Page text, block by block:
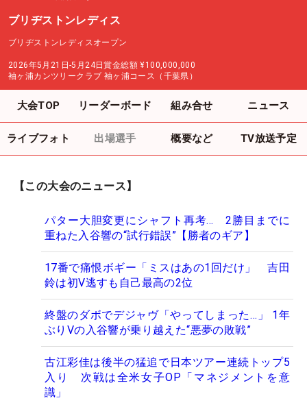
ブリヂストンレディス
ブリヂストンレディスオープン
2026年5月21日-5月24日賞金総額 ¥100,000,000
袖ヶ浦カンツリークラブ 袖ヶ浦コース（千葉県）
大会TOP リーダーボード 組み合せ ニュース
ライブフォト 出場選手 概要など TV放送予定
【この大会のニュース】
パター大胆変更にシャフト再考… 2勝目までに
重ねた入谷響の“試行錯誤”【勝者のギア】
17番で痛恨ボギー「ミスはあの1回だけ」 吉田
鈴は初V逃すも自己最高の2位
終盤のダボでデジャヴ「やってしまった…」 1年
ぶりVの入谷響が乗り越えた“悪夢の敗戦”
古江彩佳は後半の猛追で日本ツアー連続トップ5
入り 次戦は全米女子OP「マネジメントを意
識」